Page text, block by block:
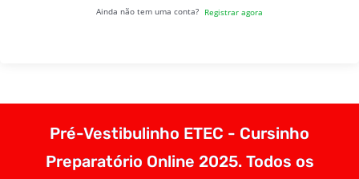
Ainda não tem uma conta? Registrar agora
Pré-Vestibulinho ETEC - Cursinho
Preparatório Online 2025. Todos os